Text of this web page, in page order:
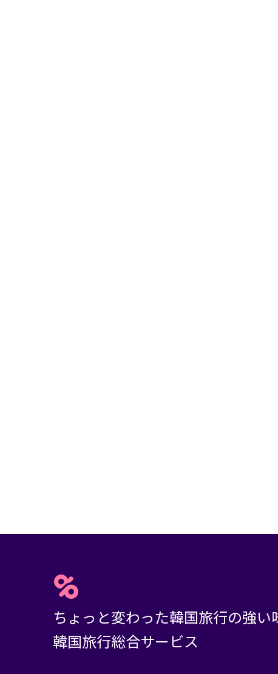
ちょっと変わった韓国旅行の強い
韓国旅行総合サービス